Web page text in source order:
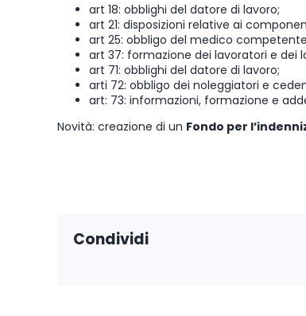
art 18: obblighi del datore di lavoro;
art 21: disposizioni relative ai
art 25: obbligo del medico
art 37: formazione dei lavoratori e dei
art 71: obblighi del datore di lavoro;
arti 72: obbligo dei noleggiatori e
art: 73: informazioni, formazione e
Novità: creazione di un Fondo per
Condividi